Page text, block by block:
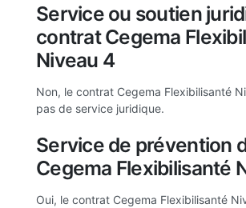
Service ou soutien
contrat Cegema
Niveau 4
Non, le contrat Cegema Flexibilisanté
pas de service juridique.
Service de prévention
Cegema Flexibilisanté
Oui, le contrat Cegema Flexibilisanté